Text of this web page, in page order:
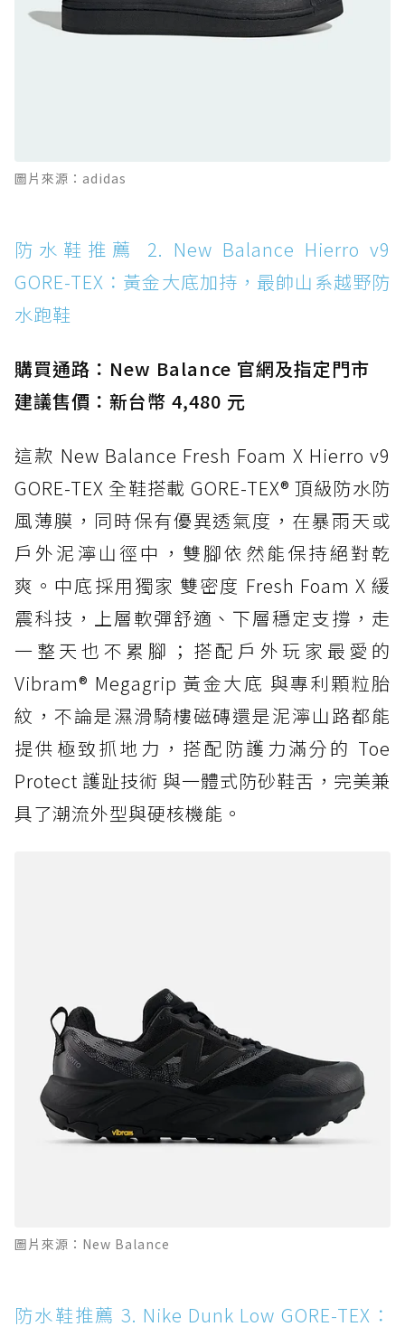
防水鞋推薦 11. On Cloudhorizon 2 WP：腳
感軟彈、搭載 Missiongrip™ 的防水輕越野鞋
Boot：馬汀首款雨靴登場，經典八孔加上全防
防水鞋推薦 14. SKECHERS BADGER
WATERPROOF：一踩即穿懶人神器！搭載固特
異大底與全防水厚底健走鞋
防水鞋推薦 15. Brooks Cascadia 19 GTX：注
圖片來源：adidas
防水鞋推薦 2. New Balance Hierro v9
GORE-TEX：黃金大底加持，最帥山系越野防
水跑鞋
購買通路：New Balance 官網及指定門市
建議售價：新台幣 4,480 元
這款 New Balance Fresh Foam X Hierro v9
GORE-TEX 全鞋搭載 GORE-TEX® 頂級防水防
風薄膜，同時保有優異透氣度，在暴雨天或
戶外泥濘山徑中，雙腳依然能保持絕對乾
爽。中底採用獨家 雙密度 Fresh Foam X 緩
震科技，上層軟彈舒適、下層穩定支撐，走
一整天也不累腳；搭配戶外玩家最愛的
Vibram® Megagrip 黃金大底 與專利顆粒胎
紋，不論是濕滑騎樓磁磚還是泥濘山路都能
提供極致抓地力，搭配防護力滿分的 Toe
Protect 護趾技術 與一體式防砂鞋舌，完美兼
具了潮流外型與硬核機能。
圖片來源：New Balance
防水鞋推薦 3. Nike Dunk Low GORE-TEX：